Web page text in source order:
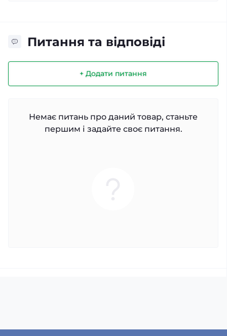
Питання та відповіді
+ Додати питання
Немає питань про даний товар, станьте
першим і задайте своє питання.